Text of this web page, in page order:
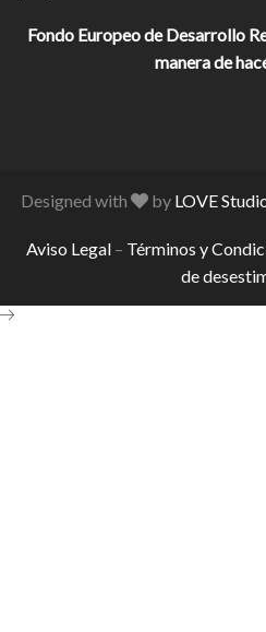
Fondo Europeo de Desarrollo
manera de
Designed with by LOVE
Aviso Legal – Términos y
de